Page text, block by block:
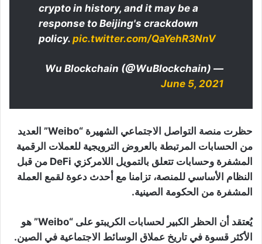
crypto in history, and it may be a
response to Beijing's crackdown
policy. pic.twitter.com/QaYehR3NnV
— Wu Blockchain (@WuBlockchain)
June 5, 2021
حظرت منصة التواصل الاجتماعي الشهيرة “Weibo” العديد
من الحسابات المرتبطة بالعروض الترويجية للعملات الرقمية
المشفرة وحسابات تتعلق بالتمويل اللامركزي DeFi من قبل
النظام الأساسي للمنصة، تزامنا مع أحدث دعوة لقمع العملة
المشفرة من الحكومة الصينية.
يُعتقد أن الحظر الكبير لحسابات الكريبتو على “Weibo” هو
الأكثر قسوة في تاريخ عملاق الوسائط الاجتماعية في الصين.